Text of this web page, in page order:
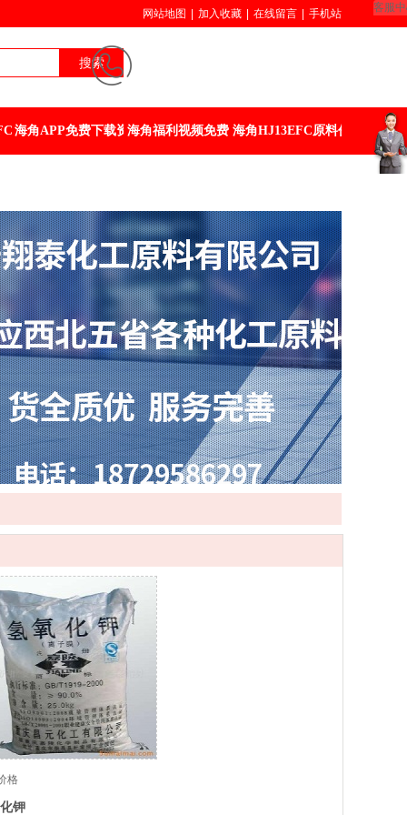
搜索
网站地图 加入收藏 在线留言 手机站
海角APP免费下载资讯海角福利视频免费 海角HJ13EFC原料价格
格
钾
客服